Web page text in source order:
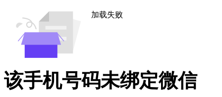
加载失败
该手机号码未绑定微信